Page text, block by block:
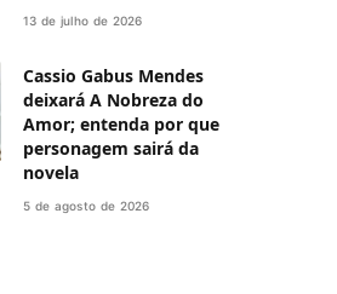
13 de julho de 2026
Cassio Gabus Mendes
deixará A Nobreza do
Amor; entenda por que
personagem sairá da
novela
5 de agosto de 2026